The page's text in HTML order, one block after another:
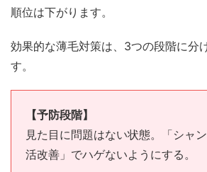
順位は下がります。
効果的な薄毛対策は、3つの段階に分
す。
【予防段階】
見た目に問題はない状態。「シャ
活改善」でハゲないようにする。